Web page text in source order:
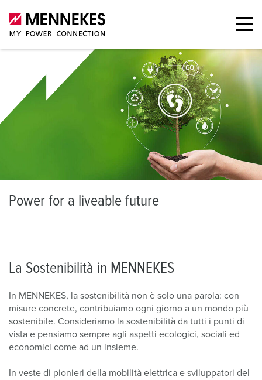
Power for a liveable future
La Sostenibilità in MENNEKES
In MENNEKES, la sostenibilità non è solo una parola: con
misure concrete, contribuiamo ogni giorno a un mondo più
sostenibile. Consideriamo la sostenibilità da tutti i punti di
vista e pensiamo sempre agli aspetti ecologici, sociali ed
economici come ad un insieme.
In veste di pionieri della mobilità elettrica e sviluppatori del